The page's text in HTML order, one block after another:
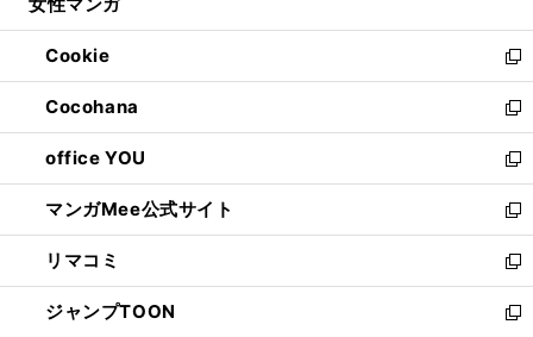
開
く
ウ
で
開
く
ン
ド
ウ
で
開
く
ウ
ィ
ン
ド
ウ
で
開
く
Cookie
新
し
い
ウ
ィ
ン
ド
ウ
で
開
く
Cocohana
新
し
い
ウ
ィ
ン
ド
ウ
で
office YOU
新
し
い
ウ
ィ
ン
ド
マンガMee公式サイト
新
し
い
ウ
ィ
リマコミ
新
し
い
ジャンプTOON
新